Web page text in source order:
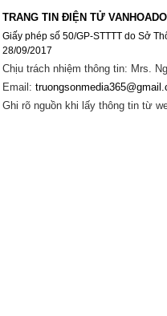
TRANG TIN ĐIỆN TỬ
Giấy phép số 50/GP-STTTT do Sở
28/09/2017
Chịu trách nhiệm thông tin: Mrs.
Email:
Ghi rõ nguồn khi lấy thông tin từ